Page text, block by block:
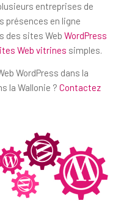
entreprises de
présences en ligne
des sites Web WordPress
Web vitrines simples.
WordPress dans la
la Wallonie ? Contactez